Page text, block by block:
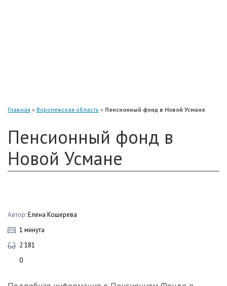
Главная » Воронежская область » Пенсионный фонд в Новой Усмане
Пенсионный фонд в
Новой Усмане
Автор:Елена Кошерева
1 минута
2 181
0